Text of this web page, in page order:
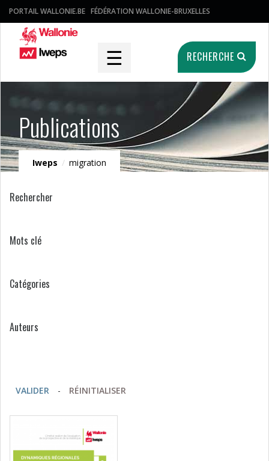
PORTAIL WALLONIE.BE FÉDÉRATION WALLONIE-BRUXELLES
☰ RECHERCHE
Publications
Iweps / migration
Rechercher
Mots clé
Catégories
Auteurs
VALIDER - RÉINITIALISER